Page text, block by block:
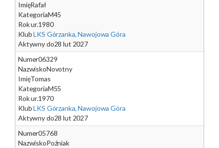
ImięRafał
KategoriaM45
Rok ur.1980
KlubLKS Górzanka, Nawojowa Góra
Aktywny do28 lut 2027
Numer06329
NazwiskoNovotny
ImięTomas
KategoriaM55
Rok ur.1970
KlubLKS Górzanka, Nawojowa Góra
Aktywny do28 lut 2027
Numer05768
NazwiskoPoźniak